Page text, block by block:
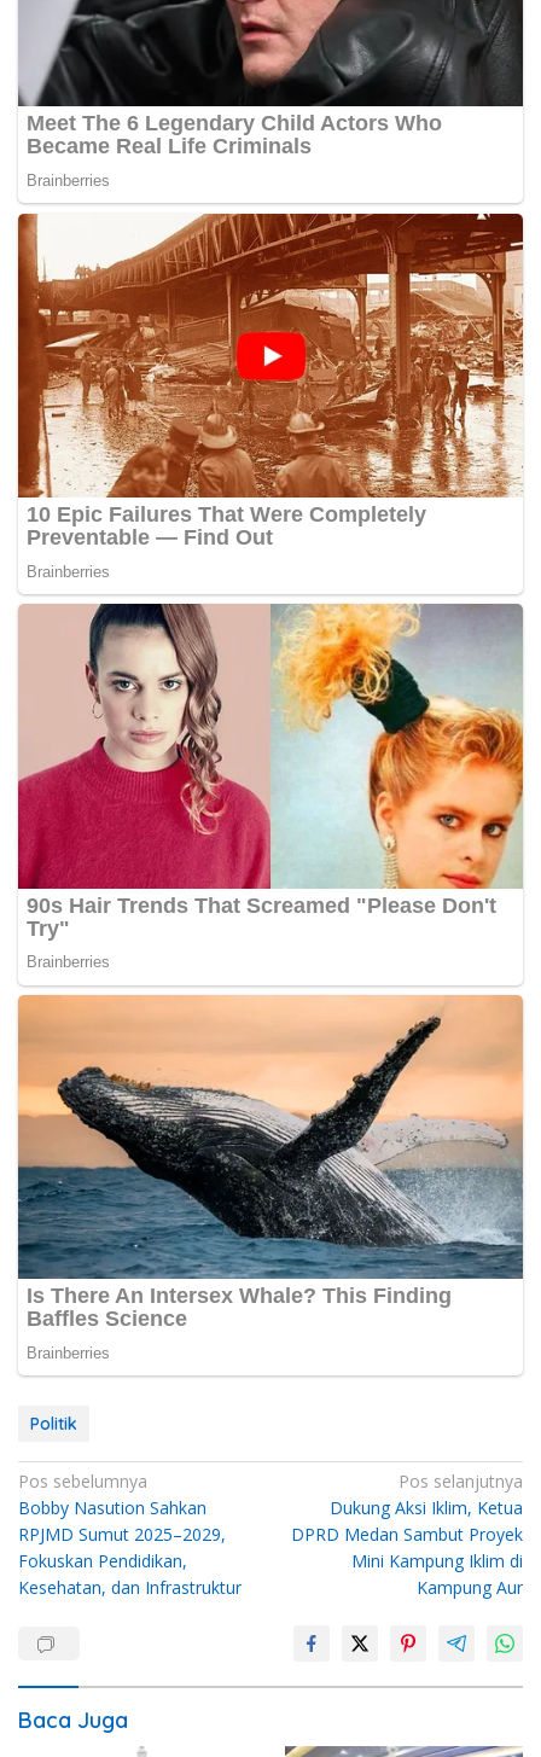
Politik
Navigasi
pos
Pos sebelumnya
Bobby Nasution Sahkan
RPJMD Sumut 2025–2029,
Fokuskan Pendidikan,
Kesehatan, dan Infrastruktur
Pos selanjutnya
Dukung Aksi Iklim, Ketua
DPRD Medan Sambut Proyek
Mini Kampung Iklim di
Kampung Aur
Baca Juga